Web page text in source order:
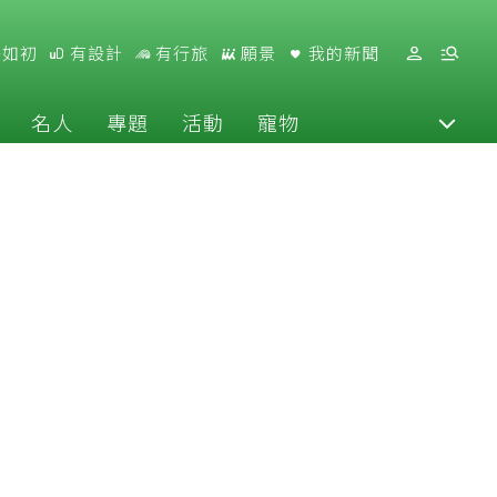
初 有設計 有行旅 願景 我的新聞
名人 專題 活動 寵物